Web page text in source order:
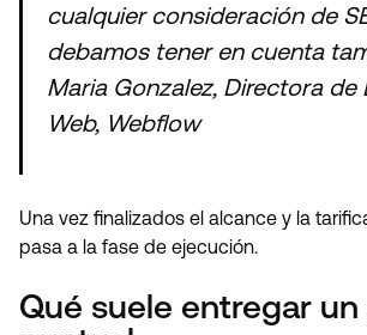
cualquier consideración de
debamos tener en cuenta
Maria Gonzalez, Directora de
Web, Webflow
Una vez finalizados el alcance y la
pasa a la fase de ejecución.
Qué suele entregar